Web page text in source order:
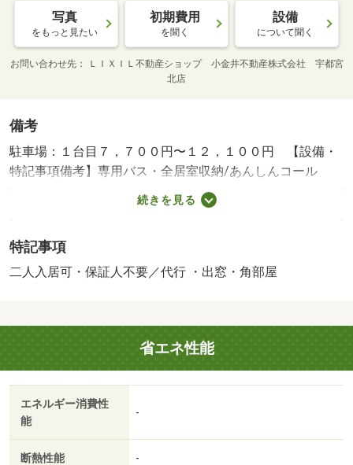
写真
をもっと見たい
初期費用
を聞く
設備
について聞く
お問い合わせ先
ＬＩＸＩＬ不動産ショップ 小金井不動産株式会社 宇都宮
北店
備考
駐車場：１台目７，７００円〜１２，１００円 【設備・
特記事項備考】専用バス・全居室収納/あんしんコール
24 16500円/消臭除菌施工代 16500円/エアコンクリーニン
グ費 13200円/賃貸戸数:26戸/室内清掃費用:80694円/管理
続きを見る
特記事項
二人入居可・保証人不要／代行 ・出窓・角部屋
省エネ性能
エネルギー消費性
能
-
断熱性能 -